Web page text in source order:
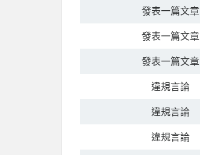
發表一篇文章
發表一篇文章
發表一篇文章
違規言論
違規言論
違規言論